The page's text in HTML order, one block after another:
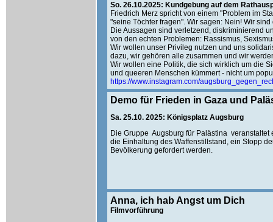
So. 26.10.2025: Kundgebung auf dem
Friedrich Merz spricht von einem "Problem im
"seine Töchter fragen". Wir sagen: Nein! Wir
Die Aussagen sind verletzend, diskriminierend
von den echten Problemen: Rassismus,
Wir wollen unser Privileg nutzen und uns
dazu, wir gehören alle zusammen und wir
Wir wollen eine Politik, die sich wirklich um die
und queeren Menschen kümmert - nicht um
https://www.instagram.com/
Demo für Frieden in Gaza und
Sa. 25.10. 2025: Königsplatz Augsburg
Die Gruppe Augsburg für Palästina
die Einhaltung des Waffenstillstand, ein Stopp
Bevölkerung gefordert werden.
Anna, ich hab Angst um Dich
Filmvorführung